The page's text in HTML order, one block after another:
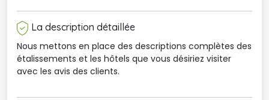
La description détaillée
Nous mettons en place des descriptions complètes des
étalissements et les hôtels que vous désiriez visiter
avec les avis des clients.